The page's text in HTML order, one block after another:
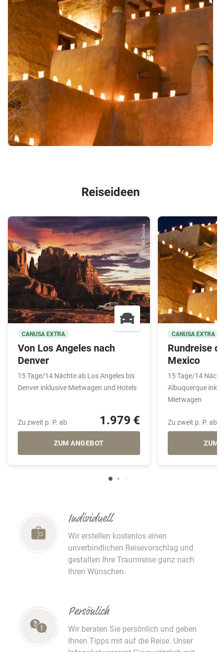
Reiseideen
© Visit Sedona
CANUSA EXTRA
Von Los Angeles nach
Denver
15 Tage/14 Nächte ab Los Angeles bis
Denver inklusive Mietwagen und Hotels
Zu zweit p. P. ab 1.979 €
ZUM ANGEBOT
CANUSA EXTRA
Rundreise
Mexico
15 Tage/14
Albuquerque
Mietwagen
Zu zweit p. P. ab
ZUM
Individuell
Wir erstellen kostenlos einen
unverbindlichen Reisevorschlag und
gestalten Ihre Traumreise ganz nach
Ihren Wünschen.
Persönlich
Wir beraten Sie persönlich und geben
Ihnen Tipps mit auf die Reise. Unser